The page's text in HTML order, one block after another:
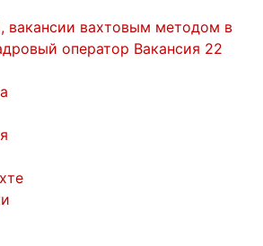
вакансии вахтовым методом в
оператор Вакансия 22